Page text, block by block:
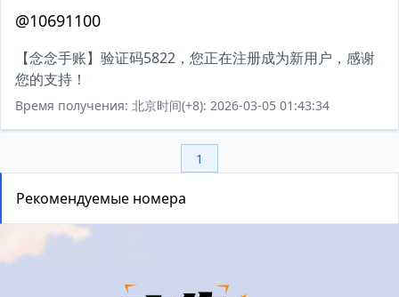
@10691100
【念念手账】验证码5822，您正在注册成为新用户，感谢
您的支持！
Время получения: 北京时间(+8): 2026-03-05 01:43:34
1
Рекомендуемые номера